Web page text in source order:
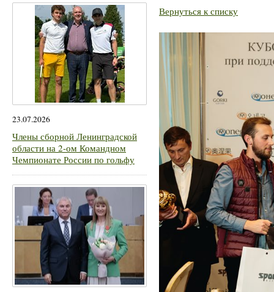
23.07.2026
Члены сборной Ленинградской
области на 2-ом Командном
Чемпионате России по гольфу
Вернуться к списку